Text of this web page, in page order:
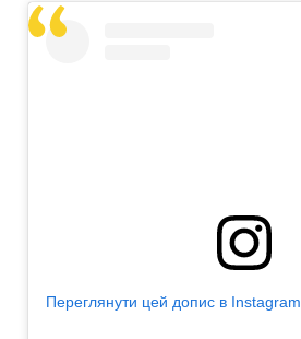
Переглянути цей допис в Instagram